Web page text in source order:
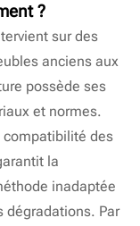
?
sur des
anciens aux
possède ses
et normes.
compatibilité des
la
inadaptée
dégradations. Par